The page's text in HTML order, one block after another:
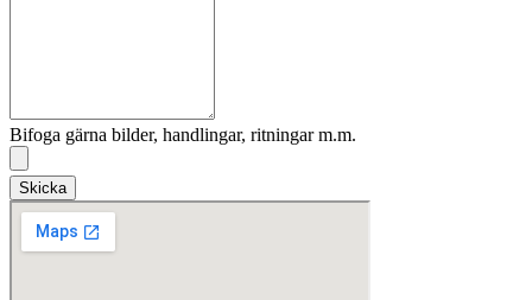
Bifoga gärna bilder, handlingar, ritningar m.m.
Skicka